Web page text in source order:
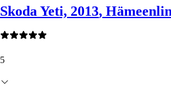
Skoda Yeti, 2013,
5